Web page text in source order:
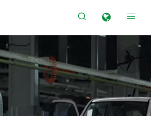
 